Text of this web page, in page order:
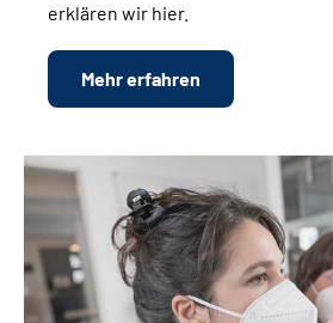
erklären wir hier.
Mehr erfahren